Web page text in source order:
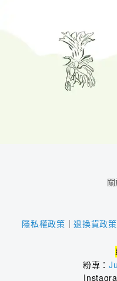
隱私權政策 ｜退換貨政策
粉專：